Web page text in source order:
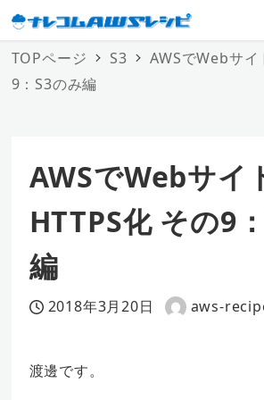
TOPページ S3
AWSでWebサイ
9：S3のみ編
AWSでWebサイ
HTTPS化 その9
編
投稿日
2018年3月20日
著
aws-
渡邊です。